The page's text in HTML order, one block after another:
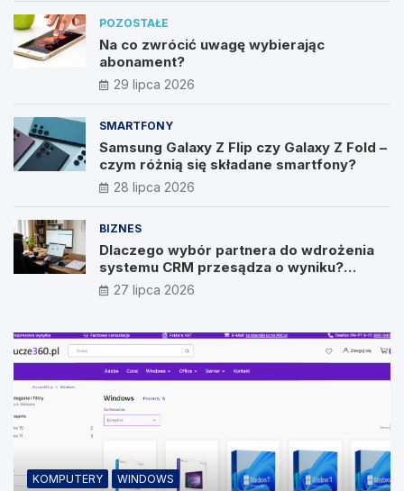
POZOSTAŁE
Na co zwrócić uwagę wybierając
abonament?
29 lipca 2026
SMARTFONY
Samsung Galaxy Z Flip czy Galaxy Z Fold –
czym różnią się składane smartfony?
28 lipca 2026
BIZNES
Dlaczego wybór partnera do wdrożenia
systemu CRM przesądza o wyniku?
Wywiad z Pawłem Prymakowskim, CEO IT
Vision
27 lipca 2026
KOMPUTERY WINDOWS